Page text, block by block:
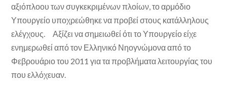
αξιόπλοου των συγκεκριμένων πλοίων, το αρμόδιο
Υπουργείο υποχρεώθηκε να προβεί στους κατάλληλους
ελέγχους. Αξίζει να σημειωθεί ότι το Υπουργείο είχε
ενημερωθεί από τον Ελληνικό Νηογνώμονα από το
Φεβρουάριο του 2011 για τα προβλήματα λειτουργίας του
που ελλόχευαν.